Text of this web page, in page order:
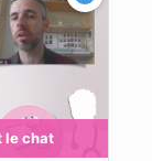
le chat